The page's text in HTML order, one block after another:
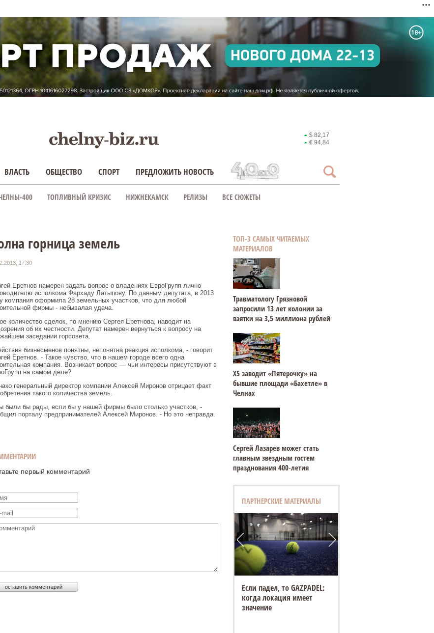
$ 82,17
€ 94,84
ВЛАСТЬ ОБЩЕСТВО СПОРТ ПРЕДЛОЖИТЬ НОВОСТЬ
400 ТОПЛИВНЫЙ КРИЗИС НИЖНЕКАМСК РЕЛИЗЫ ВСЕ СЮЖЕТЫ
горница земель
17:30
Еретнов намерен задать вопрос о владениях ЕвроГрупп лично
исполкома Фархаду Латыпову. По данным депутата, в 2013
компания оформила 28 земельных участков, что для любой
фирмы - небывалая удача.
количество сделок, по мнению Сергея Еретнова, наводит на
об их честности. Депутат намерен вернуться к вопросу на
заседании горсовета.
бизнесменов понятны, непонятна реакция исполкома, - говорит
Еретнов. - Такое чувство, что в нашем городе всего одна
компания. Возникает вопрос — чьи интересы присутствуют в
на самом деле?
генеральный директор компании Алексей Миронов отрицает факт
такого количества земель.
были бы рады, если бы у нашей фирмы было столько участков, -
порталу предпринимателей Алексей Миронов. - Но это неправда.
первый комментарий
ТОП-3 САМЫХ ЧИТАЕМЫХ
МАТЕРИАЛОВ
Травматологу Грязновой
запросили 13 лет колонии за
взятки на 3,5 миллиона рублей
Х5 заводит «Пятерочку» на
бывшие площади «Бахетле» в
Челнах
Сергей Лазарев может стать
главным звездным гостем
празднования 400‑летия
ПАРТНЕРСКИЕ МАТЕРИАЛЫ
Если падел, то GAZPADEL:
когда локация имеет
значение